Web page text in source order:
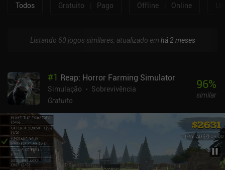
Todos Gratuito Pago Offline Online
Listando 60 jogos similares, atualizado em há 2 meses
#1 Reap: Horror Farming Simulator
Simulação
Sobrevivência
Gratuito
96%
similar